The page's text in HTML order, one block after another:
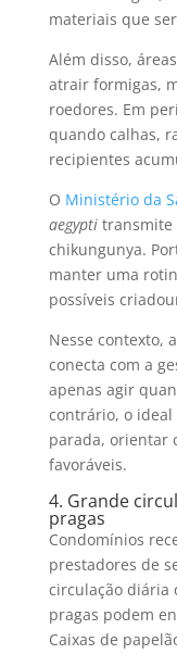
materiais que
Além disso,
atrair formigas,
roedores. Em
quando calhas,
recipientes
O Ministério da
aegyptitransmite
chikungunya.
manter uma
possíveis
Nesse contexto, a
conecta com a
apenas agir
contrário, o
parada, orientar
favoráveis.
4. Grande
pragas
Condomínios
prestadores de
circulação diária
pragas podem
Caixas de